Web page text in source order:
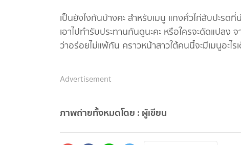
เป็นยังไงกันบ้างคะ สำหรับเมนู แกงคั่วไก่สับปะรด
เอาไปทำรับประทานกันดูนะคะ หรือใครจะดัดแปลง
ว่าอร่อยไม่แพ้กัน คราวหน้าสาวใต้คนนี้จะมีเมนูอะไ
Advertisement
ภาพถ่ายทั้งหมดโดย : ผู้เขียน